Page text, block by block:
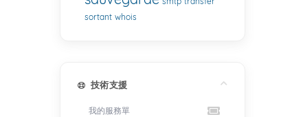
sortant whois
技術支援
我的服務單